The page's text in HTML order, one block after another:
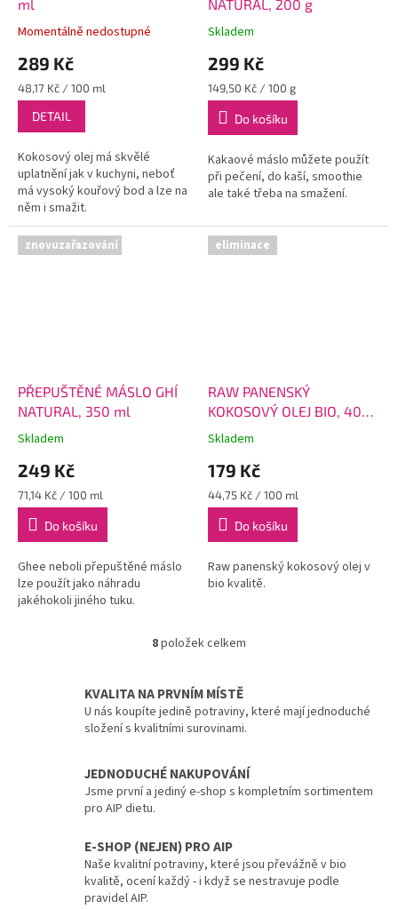
ml
Momentálně nedostupné
289 Kč
Měrná
cena:
48,17 Kč / 100 ml
DETAIL
Kokosový olej má skvělé
uplatnění jak v kuchyni, neboť
má vysoký kouřový bod a lze na
něm i smažit.
NATURAL, 200 g
Skladem
299 Kč
Měrná
cena:
149,50 Kč / 100 g
Do košíku
Kakaové máslo můžete použít
při pečení, do kaší, smoothie
ale také třeba na smažení.
znovuzařazování
PŘEPUŠTĚNÉ MÁSLO GHÍ
NATURAL, 350 ml
Skladem
249 Kč
Měrná
cena:
71,14 Kč / 100 ml
Do košíku
Ghee neboli přepuštěné máslo
lze použít jako náhradu
jakéhokoli jiného tuku.
eliminace
RAW PANENSKÝ
KOKOSOVÝ OLEJ BIO, 400
ml
Skladem
179 Kč
Měrná
cena:
44,75 Kč / 100 ml
Do košíku
Raw panenský kokosový olej v
bio kvalitě.
O
á
d
a
í
p
y
v
ý
8položek celkem
KVALITA NA PRVNÍM MÍSTĚ
U nás koupíte jedině potraviny, které mají jednoduché
složení s kvalitními surovinami.
JEDNODUCHÉ NAKUPOVÁNÍ
Jsme první a jediný e-shop s kompletním sortimentem
pro AIP dietu.
E-SHOP (NEJEN) PRO AIP
Naše kvalitní potraviny, které jsou převážně v bio
kvalitě, ocení každý - i když se nestravuje podle
pravidel AIP.